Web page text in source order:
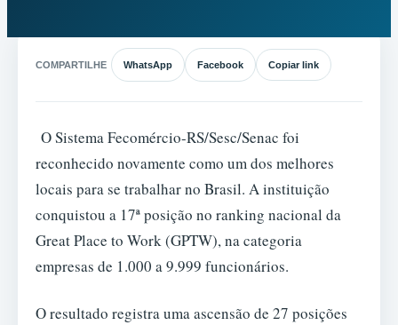
COMPARTILHE WhatsApp Facebook Copiar link
O Sistema Fecomércio-RS/Sesc/Senac foi
reconhecido novamente como um dos melhores
locais para se trabalhar no Brasil. A instituição
conquistou a 17ª posição no ranking nacional da
Great Place to Work (GPTW), na categoria
empresas de 1.000 a 9.999 funcionários.
O resultado registra uma ascensão de 27 posições